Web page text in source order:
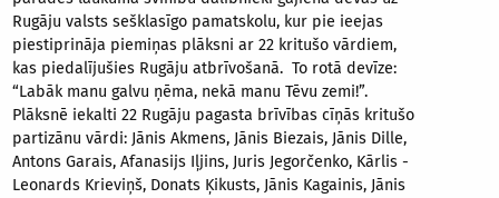
Rugāju valsts sešklasīgo pamatskolu, kur pie ieejas
piestiprināja piemiņas plāksni ar 22 kritušo vārdiem,
kas piedalījušies Rugāju atbrīvošanā. To rotā devīze:
“Labāk manu galvu ņēma, nekā manu Tēvu zemi!”.
Plāksnē iekalti 22 Rugāju pagasta brīvības cīņās kritušo
partizānu vārdi: Jānis Akmens, Jānis Biezais, Jānis Dille,
Antons Garais, Afanasijs Iļjins, Juris Jegorčenko, Kārlis -
Leonards Krieviņš, Donats Ķikusts, Jānis Kagainis, Jānis